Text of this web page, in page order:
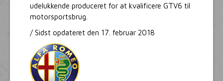
udelukkende produceret for at kvalificere GTV6 til
motorsportsbrug.
/ Sidst opdateret den 17. februar 2018